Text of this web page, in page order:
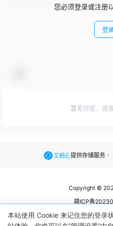
您必须登录或注册
登
暂无讨论，说
提供存储服务 .
Copyright ©
赣ICP备
赣公网安备
本站使用 Cookie 来记住您的登录